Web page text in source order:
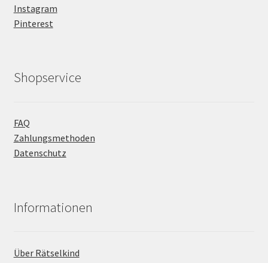
Instagram
Pinterest
Shopservice
FAQ
Zahlungsmethoden
Datenschutz
Informationen
Über Rätselkind